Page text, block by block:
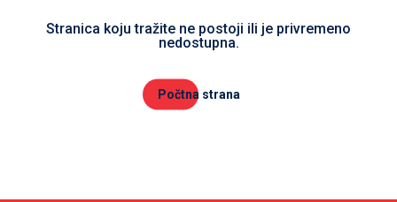
Stranica koju tražite ne postoji ili je privremeno
nedostupna.
Počtna strana